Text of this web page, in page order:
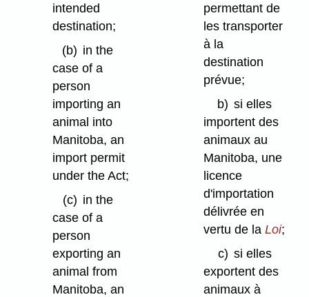
intended
destination;
(b) in the
case of a
person
importing an
animal into
Manitoba, an
import permit
under the Act;
(c) in the
case of a
person
exporting an
animal from
Manitoba, an
permettant de
les transporter
à la
destination
prévue;
b) si elles
importent des
animaux au
Manitoba, une
licence
d'importation
délivrée en
vertu de laLoi;
c) si elles
exportent des
animaux à